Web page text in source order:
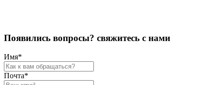
Появились вопросы? свяжитесь с нами
Имя*
Почта*